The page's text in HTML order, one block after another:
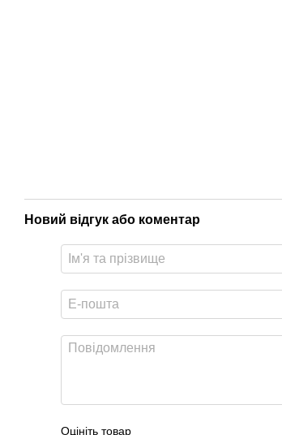
Новий відгук або коментар
Оцініть товар